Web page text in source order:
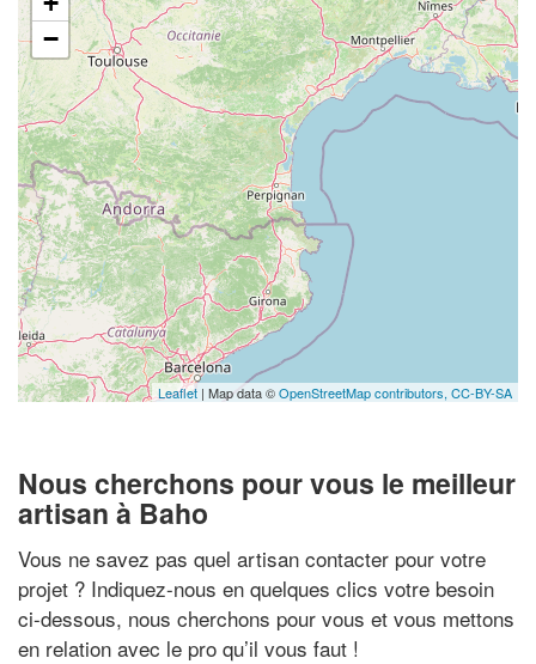
−
Leaflet | Map data ©OpenStreetMap contributors, CC-BY-SA
Nous cherchons pour vous le meilleur
artisan à Baho
Vous ne savez pas quel artisan contacter pour votre
projet ? Indiquez-nous en quelques clics votre besoin
ci-dessous, nous cherchons pour vous et vous mettons
en relation avec le pro qu’il vous faut !